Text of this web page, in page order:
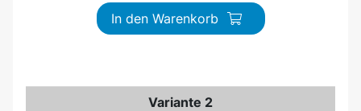
In den Warenkorb
Variante 2